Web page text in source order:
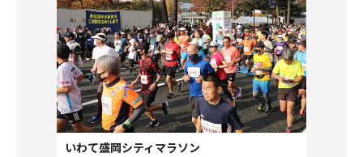
いわて盛岡シティマラソン